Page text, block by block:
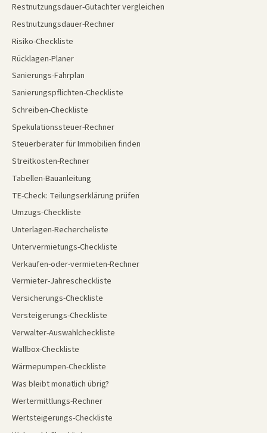
Restnutzungsdauer-Gutachter vergleichen
Restnutzungsdauer-Rechner
Risiko-Checkliste
Rücklagen-Planer
Sanierungs-Fahrplan
Sanierungspflichten-Checkliste
Schreiben-Checkliste
Spekulationssteuer-Rechner
Steuerberater für Immobilien finden
Streitkosten-Rechner
Tabellen-Bauanleitung
TE-Check: Teilungserklärung prüfen
Umzugs-Checkliste
Unterlagen-Rechercheliste
Untervermietungs-Checkliste
Verkaufen-oder-vermieten-Rechner
Vermieter-Jahrescheckliste
Versicherungs-Checkliste
Versteigerungs-Checkliste
Verwalter-Auswahlcheckliste
Wallbox-Checkliste
Wärmepumpen-Checkliste
Was bleibt monatlich übrig?
Wertermittlungs-Rechner
Wertsteigerungs-Checkliste